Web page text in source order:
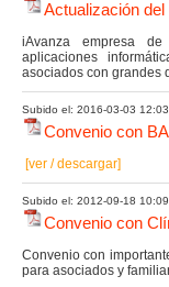
Actualización
iAvanza empresa
aplicaciones
asociados con grandes
Subido el: 2016-03-03
Convenio con
[ver / descargar]
Subido el: 2012-09-18
Convenio con
Convenio con
para asociados y